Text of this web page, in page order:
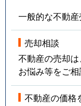
一般的な不動産
売却相談
不動産の売却
お悩み等をご相
不動産の価格